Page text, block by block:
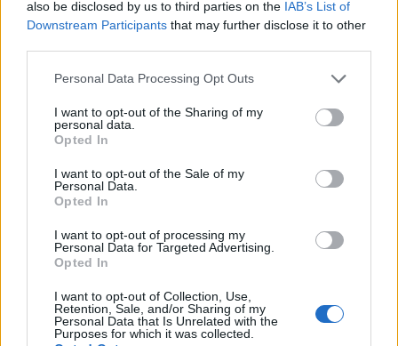
also be disclosed by us to third parties on the IAB’s List of
Downstream Participants that may further disclose it to other
Please note that this website/app uses one or more Google
not limited to your visit or usage behaviour. You may click to
grant or deny consent to Google and its third-party tags to
use your data for below specified purposes in below Google
consent section.
Personal Data Processing Opt Outs
I want to opt-out of the Sharing of my
personal data.
Opted In
I want to opt-out of the Sale of my
Personal Data.
Opted In
I want to opt-out of processing my
Personal Data for Targeted Advertising.
Opted In
I want to opt-out of Collection, Use,
Retention, Sale, and/or Sharing of my
Personal Data that Is Unrelated with the
Purposes for which it was collected.
usuários. Isso garantirá que você poderá vender suas
moedas a qualquer momento e as taxas serão geralmente
mais baixas. É sugerido que você também se registre
nessas bolsas, já que uma vez que G999 for listado lá,
atrairá uma grande quantidade de volumes de negociação
dos usuários, o que significa que você terá grandes
Binance
Binance é uma bolsa de criptomoeda popular que foi
iniciada na China, mas depois mudou sua sede para a Ilha
popular por seus serviços de troca de criptografia para
criptografia. Binance explodiu em cena na mania de 2017